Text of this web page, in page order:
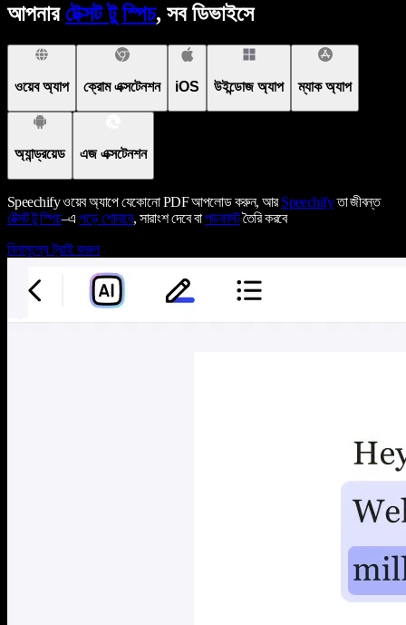
আপনার টেক্সট টু স্পিচ, সব ডিভাইসে
ওয়েব অ্যাপ ক্রোম এক্সটেনশন iOS উইন্ডোজ অ্যাপ ম্যাক অ্যাপ
অ্যান্ড্রয়েড এজ এক্সটেনশন
Speechify ওয়েব অ্যাপে যেকোনো PDF আপলোড করুন, আরSpeechifyতা জীবন্ত
টেক্সট টু স্পিচ–এপড়ে শোনাবে, সারাংশ দেবে বাপডকাস্টতৈরি করবে
বিনামূল্যে ট্রাই করুন